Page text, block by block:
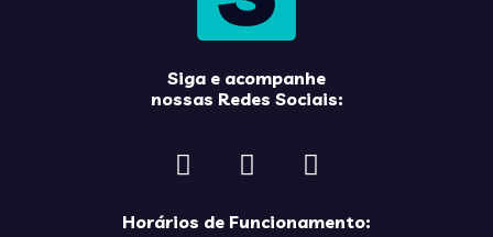
Siga e acompanhe
nossas Redes Sociais:
Horários de Funcionamento: